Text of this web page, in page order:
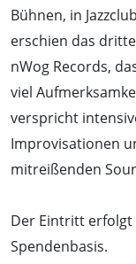
Bühnen, in
erschien das dritte
nWog Records,
viel
verspricht
Improvisationen
mitreißenden
Der Eintritt erfolgt
Spendenbasis.